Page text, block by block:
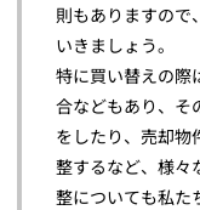
則もありますので
いきましょう。
特に買い替えの際
合などもあり、そ
をしたり、売却物
整するなど、様々
整についても私た